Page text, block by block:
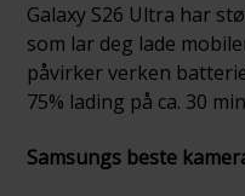
Galaxy S26 Ultra har
som lar deg lade
påvirker verken
75% lading på ca. 30 min
Samsungs beste